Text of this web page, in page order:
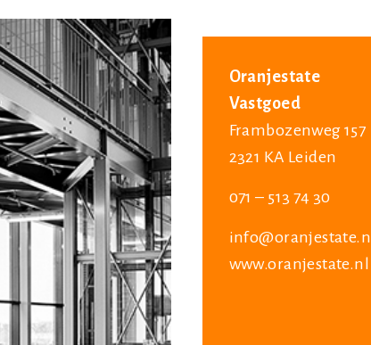
Oranjestate
Vastgoed
Frambozenweg 157
2321 KA Leiden
071 – 513 74 30
info@oranjestate.nl
www.oranjestate.nl